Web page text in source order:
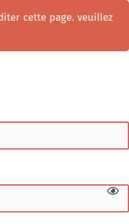
cette page. veuillez